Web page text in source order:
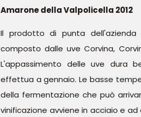
Amarone della Valpolicella 2012
Il prodotto di punta
composto dalle uve Corvina,
L'appassimento delle uve dura
effettua a gennaio. Le basse
della fermentazione che può
vinificazione avviene in acciaio e